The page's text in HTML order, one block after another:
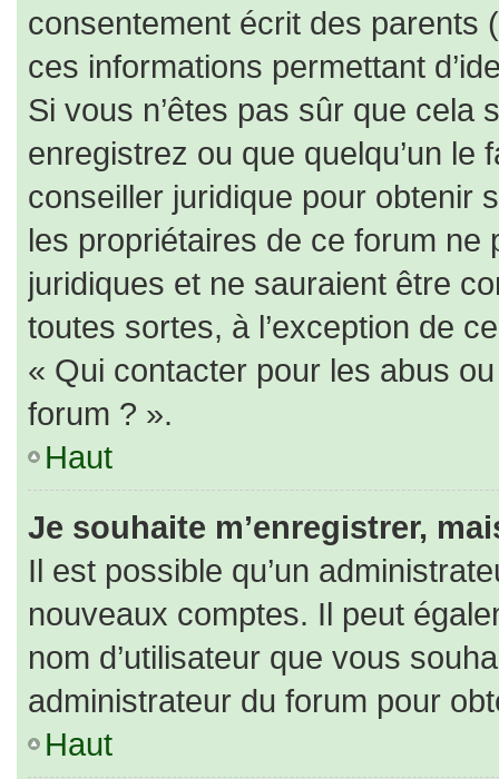
consentement écrit des parents
ces informations permettant
Si vous n’êtes pas sûr que cela
enregistrez ou que quelqu’un
conseiller juridique pour obtenir
les propriétaires de ce forum
juridiques et ne sauraient être
toutes sortes, à l’exception de
« Qui contacter pour les abus
forum ? ».
Haut
Je souhaite m’enregistrer,
Il est possible qu’un
nouveaux comptes. Il peut
nom d’utilisateur que vous
administrateur du forum pour
Haut